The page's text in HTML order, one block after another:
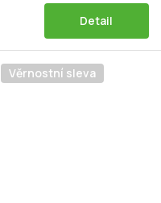
Detail
Věrnostní sleva